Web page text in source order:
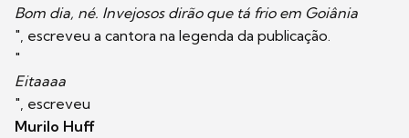
Bom dia, né. Invejosos dirão que tá frio em Goiânia
", escreveu a cantora na legenda da publicação.
"
Eitaaaa
", escreveu
Murilo Huff